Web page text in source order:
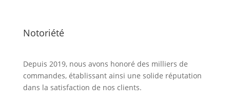
Notoriété
Depuis 2019, nous avons honoré des milliers de
commandes, établissant ainsi une solide réputation
dans la satisfaction de nos clients.